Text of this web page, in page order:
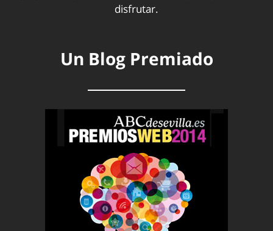
disfrutar.
Un Blog Premiado